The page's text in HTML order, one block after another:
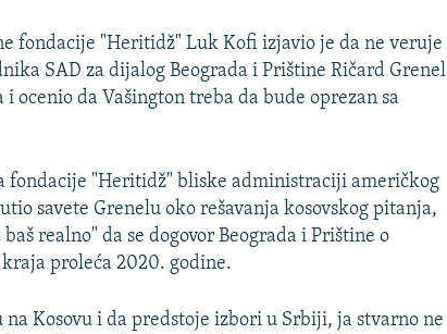
fondacije "Heritidž" Luk Kofi izjavio je da ne veruje
SAD za dijalog Beograda i Prištine Ričard Grenel
ocenio da Vašington treba da bude oprezan sa
fondacije "Heritidž" bliske administraciji američkog
savete Grenelu oko rešavanja kosovskog pitanja,
realno" da se dogovor Beograda i Prištine o
proleća 2020. godine.
Kosovu i da predstoje izbori u Srbiji, ja stvarno ne